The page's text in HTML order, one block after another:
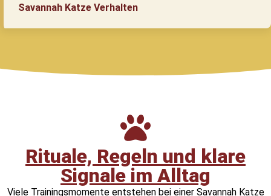
Savannah Katze Verhalten
Rituale, Regeln und klare
Signale im Alltag
Viele Trainingsmomente entstehen bei einer Savannah Katze